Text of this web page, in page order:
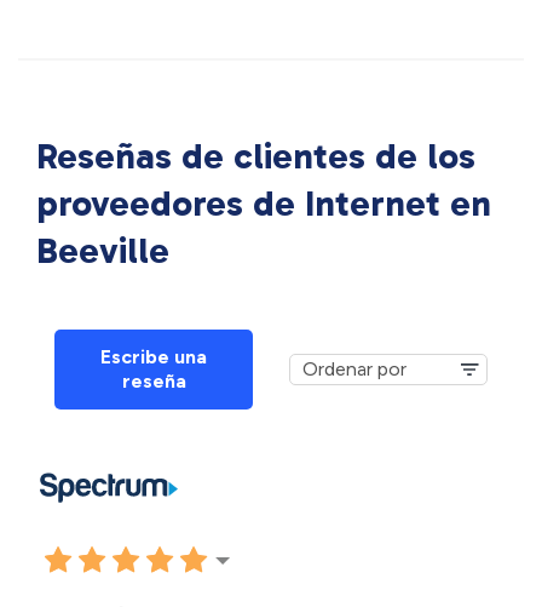
Reseñas de clientes de los
proveedores de Internet en
Beeville
Escribe una
reseña